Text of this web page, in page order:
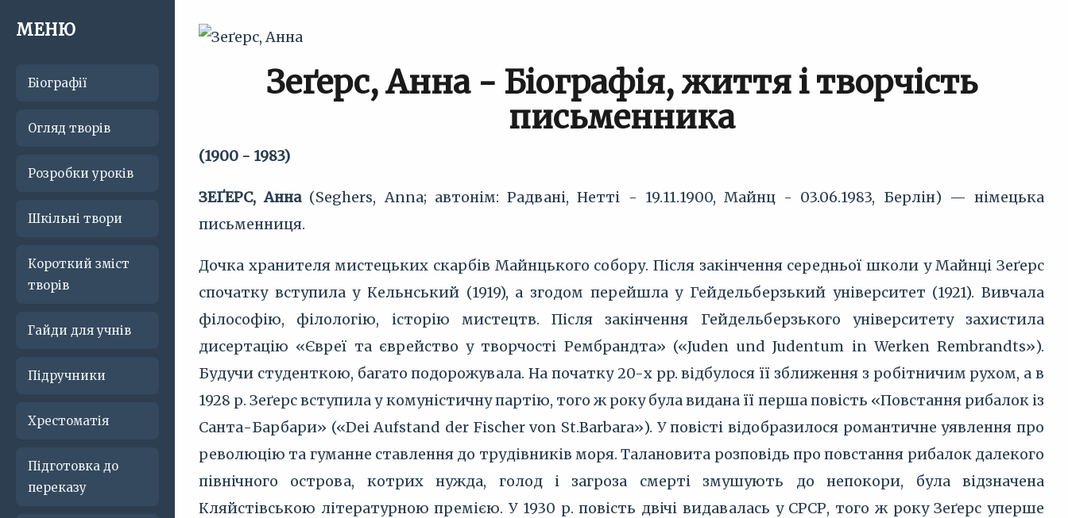
МЕНЮ
Біографії
Огляд творів
Розробки уроків
Шкільні твори
Короткий зміст
творів
Гайди для учнів
Підручники
Хрестоматія
Підготовка до
переказу
Зеґерс, Анна - Біографія, життя і творчість
письменника
(1900 - 1983)
ЗЕҐЕРС, Анна(Seghers, Anna; автонім: Радвані, Нетті - 19.11.1900, Майнц - 03.06.1983, Берлін) — німецька
письменниця.
Дочка хранителя мистецьких скарбів Майнцького собору. Після закінчення середньої школи у Майнці Зеґерс
спочатку вступила у Кельнський (1919), а згодом перейшла у Гейдельберзький університет (1921). Вивчала
філософію, філологію, історію мистецтв. Після закінчення Гейдельберзького університету захистила
дисертацію «Євреї та єврейство у творчості Рембрандта» («Juden und Judentum in Werken Rembrandts»).
Будучи студенткою, багато подорожувала. На початку 20-х pp. відбулося її зближення з робітничим рухом, а в
1928 р. Зеґерс вступила у комуністичну партію, того ж року була видана її перша повість «Повстання рибалок із
Санта-Барбари» («Dei Aufstand der Fischer von St.Barbara»). У повісті відобразилося романтичне уявлення про
революцію та гуманне ставлення до трудівників моря. Талановита розповідь про повстання рибалок далекого
північного острова, котрих нужда, голод і загроза смерті змушують до непокори, була відзначена
Кляйстівською літературною премією. У 1930 р. повість двічі видавалась у СРСР, того ж року Зеґерс уперше